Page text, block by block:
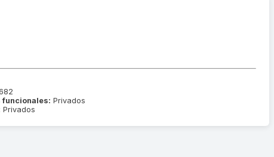
funcionales: Privados
Privados